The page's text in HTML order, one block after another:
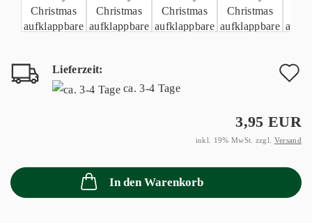
Lieferzeit:
ca. 3-4 Tage
3,95 EUR
inkl. 19% MwSt. zzgl. Versand
In den Warenkorb